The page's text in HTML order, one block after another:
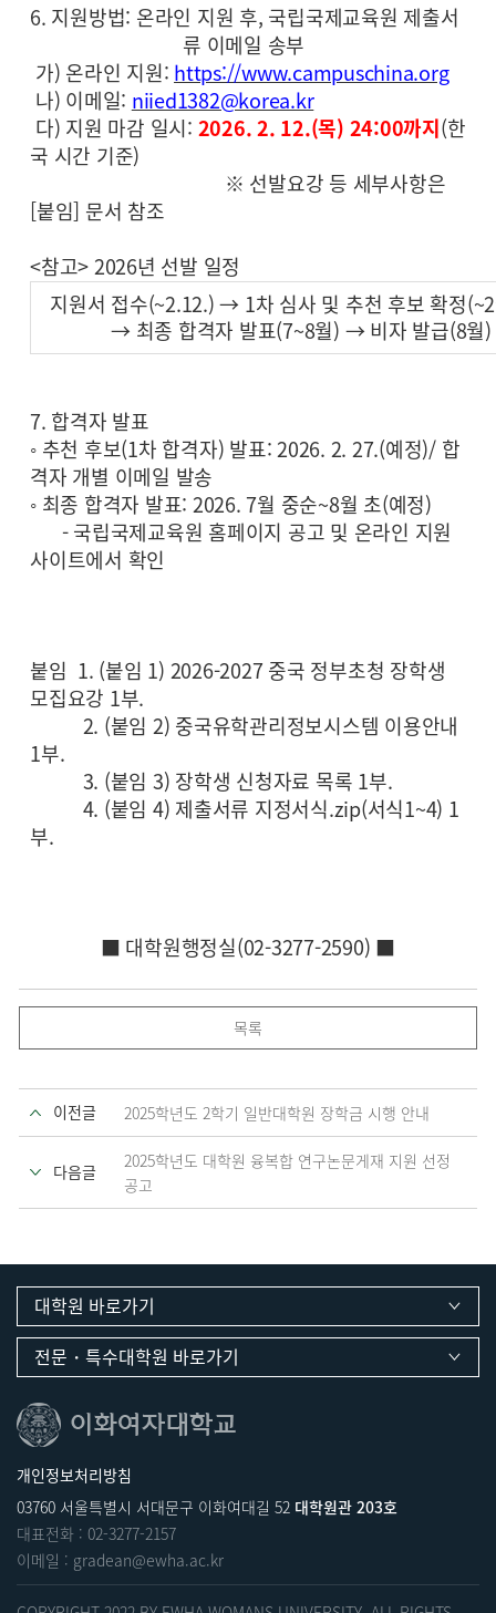
6. 지원방법: 온라인 지원 후, 국립국제교육원 제출서
류 이메일 송부
가) 온라인 지원: https://www.campuschina.org
나) 이메일: niied1382@korea.kr
다) 지원 마감 일시: 2026. 2. 12.(목) 24:00까지(한
국 시간 기준)
※ 선발요강 등 세부사항은
[붙임] 문서 참조
<참고> 2026년 선발 일정
지원서 접수(~2.12.) → 1차 심사 및 추천 후보 확정
→ 최종 합격자 발표(7~8월) → 비자 발급(8월
7. 합격자 발표
◦ 추천 후보(1차 합격자) 발표: 2026. 2. 27.(예정)/ 합
격자 개별 이메일 발송
◦ 최종 합격자 발표: 2026. 7월 중순~8월 초(예정)
- 국립국제교육원 홈페이지 공고 및 온라인 지원
사이트에서 확인
붙임 1. (붙임 1) 2026-2027 중국 정부초청 장학생
모집요강 1부.
2. (붙임 2) 중국유학관리정보시스템 이용안내
1부.
3. (붙임 3) 장학생 신청자료 목록 1부.
4. (붙임 4) 제출서류 지정서식.zip(서식1~4) 1
부.
■ 대학원행정실(02-3277-2590) ■
목록
이전글 2025학년도 2학기 일반대학원 장학금 시행 안내
다음글
2025학년도 대학원 융복합 연구논문게재 지원 선정
공고
대학원 바로가기
전문・특수대학원 바로가기
개인정보처리방침
03760 서울특별시 서대문구 이화여대길 52 대학원관 203호
대표전화 : 02-3277-2157
이메일 : gradean@ewha.ac.kr